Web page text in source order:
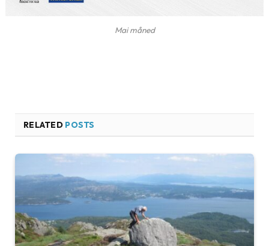
Mai måned
RELATED POSTS